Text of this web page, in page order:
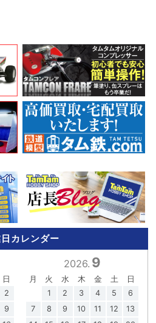
カレンダー
日
2
9
2026. 9
月 火 水 木 金 土
日
1
2 3 4 5
6
7
8 9 10 11 12
13